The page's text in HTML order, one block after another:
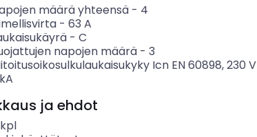
määrä yhteensä- 4
- 63 A
- C
napojen määrä- 3
Icn EN 60898, 230 V
kA
ja ehdot
kpl